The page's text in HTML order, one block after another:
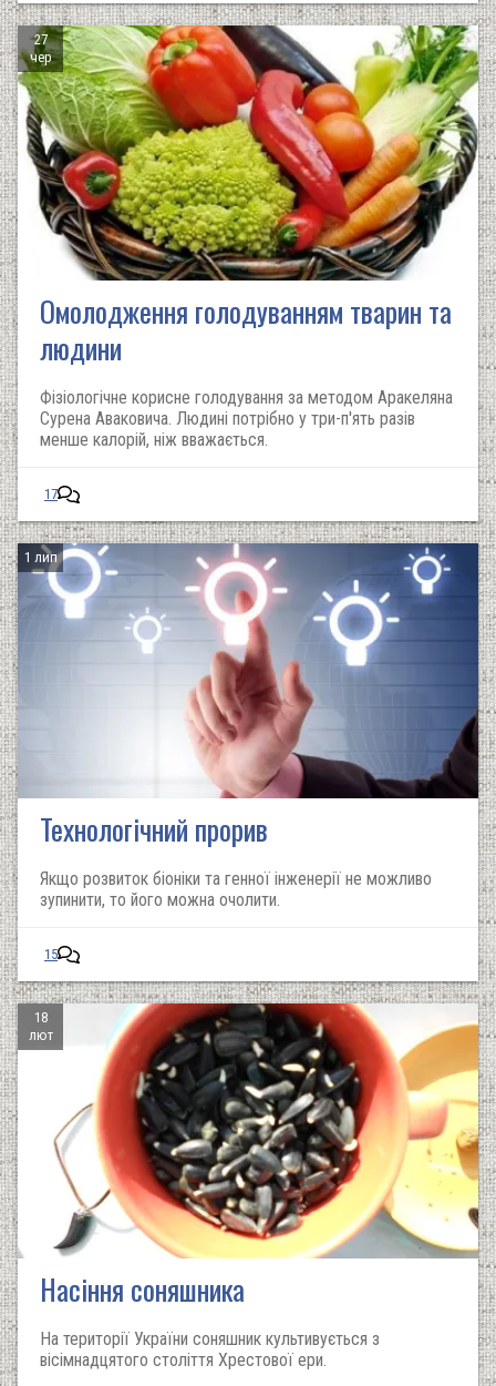
27
чер
Омолодження голодуванням тварин та
людини
Фізіологічне корисне голодування за методом Аракеляна
Сурена Аваковича. Людині потрібно у три-п'ять разів
менше калорій, ніж вважається.
17
1 лип
Технологічний прорив
Якщо розвиток біоніки та генної інженерії не можливо
зупинити, то його можна очолити.
15
18
лют
Насіння соняшника
На території України соняшник культивується з
вісімнадцятого століття Хрестової ери.